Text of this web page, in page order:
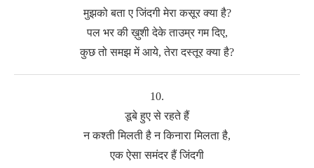
मुझको बता ए जिंदगी मेरा कसूर क्या है?
पल भर की ख़ुशी देके ताउम्र गम दिए,
कुछ तो समझ में आये, तेरा दस्तूर क्या है?
10.
डूबे हुए से रहते हैं
न कश्ती मिलती है न किनारा मिलता है,
एक ऐसा समंदर हैं जिंदगी